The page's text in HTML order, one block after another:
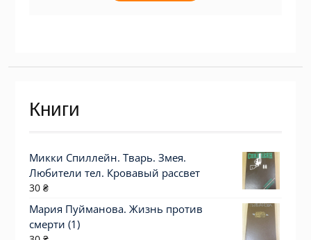
Книги
Микки Спиллейн. Тварь. Змея.
Любители тел. Кровавый рассвет
30 ₴
Мария Пуйманова. Жизнь против
смерти (1)